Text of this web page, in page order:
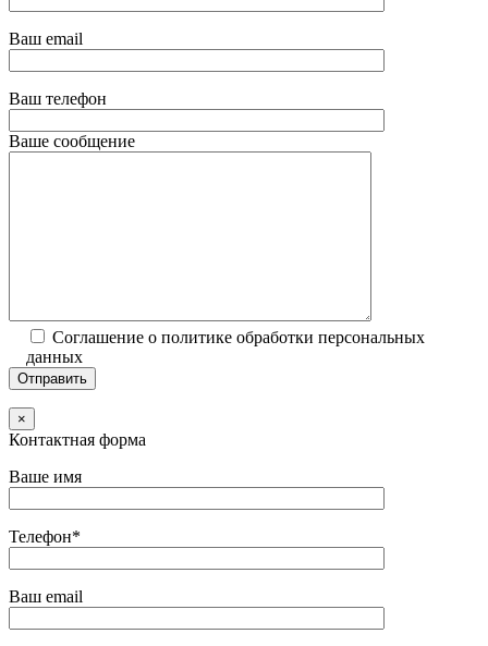
Ваш email
Ваш телефон
Ваше сообщение
Соглашение о политике обработки персональных
данных
×
Контактная форма
Ваше имя
Телефон*
Ваш email